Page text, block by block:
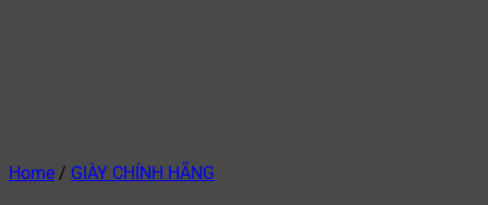
Home / GIÀY CHÍNH HÃNG